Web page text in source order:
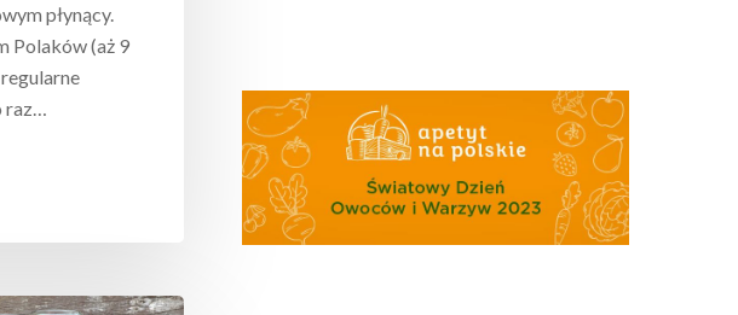
płynący.
Polaków (aż 9